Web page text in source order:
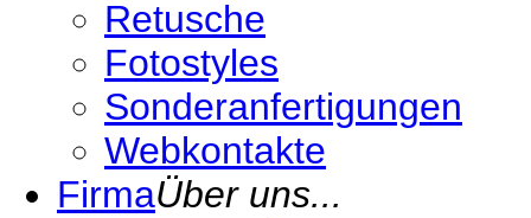
Retusche
Fotostyles
Sonderanfertigungen
Webkontakte
FirmaÜber uns...